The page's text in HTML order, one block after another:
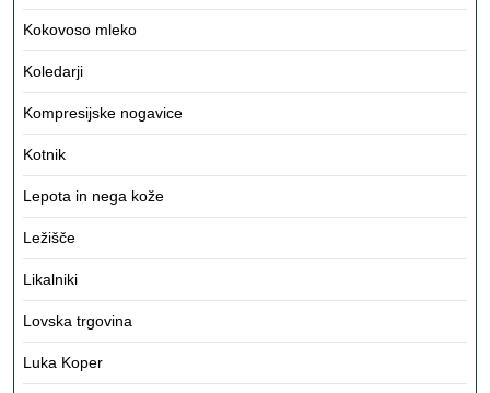
Kokovoso mleko
Koledarji
Kompresijske nogavice
Kotnik
Lepota in nega kože
Ležišče
Likalniki
Lovska trgovina
Luka Koper